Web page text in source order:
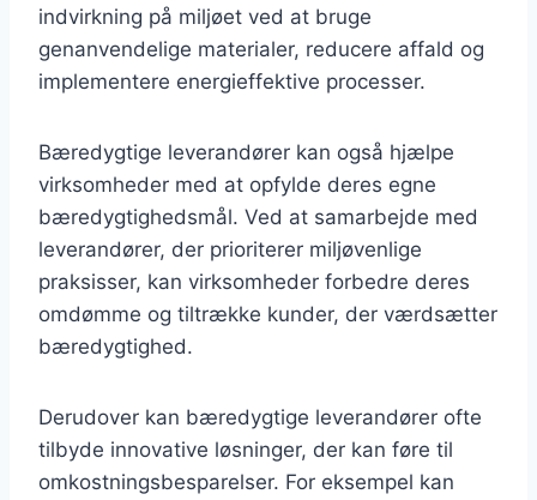
indvirkning på miljøet ved at bruge
genanvendelige materialer, reducere affald og
implementere energieffektive processer.
Bæredygtige leverandører kan også hjælpe
virksomheder med at opfylde deres egne
bæredygtighedsmål. Ved at samarbejde med
leverandører, der prioriterer miljøvenlige
praksisser, kan virksomheder forbedre deres
omdømme og tiltrække kunder, der værdsætter
bæredygtighed.
Derudover kan bæredygtige leverandører ofte
tilbyde innovative løsninger, der kan føre til
omkostningsbesparelser. For eksempel kan